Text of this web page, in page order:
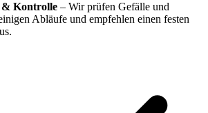
& Kontrolle – Wir prüfen Gefälle und
Abläufe und empfehlen einen festen